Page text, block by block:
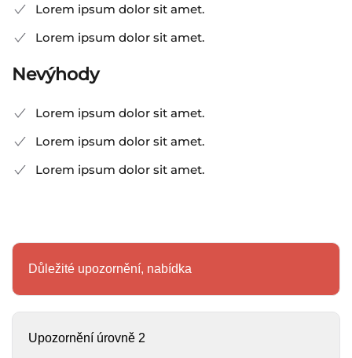
Lorem ipsum dolor sit amet.
Lorem ipsum dolor sit amet.
Nevýhody
Lorem ipsum dolor sit amet.
Lorem ipsum dolor sit amet.
Lorem ipsum dolor sit amet.
Důležité upozornění, nabídka
Upozornění úrovně 2